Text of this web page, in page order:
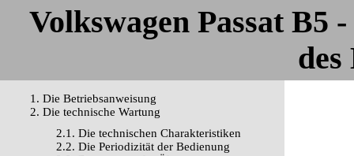
Volkswagen Passat B5
des
1. Die Betriebsanweisung
2. Die technische Wartung
2.1. Die technischen Charakteristiken
2.2. Die Periodizität der Bedienung